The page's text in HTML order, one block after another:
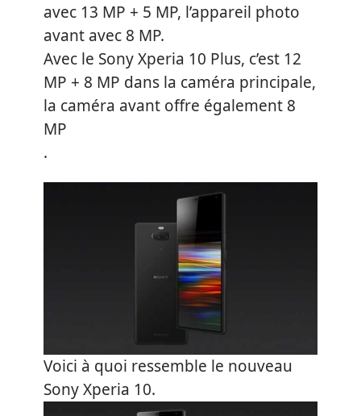
avec 13 MP + 5 MP, l’appareil photo
avant avec 8 MP.
Avec le Sony Xperia 10 Plus, c’est 12
MP + 8 MP dans la caméra principale,
la caméra avant offre également 8
MP
.
Voici à quoi ressemble le nouveau
Sony Xperia 10.